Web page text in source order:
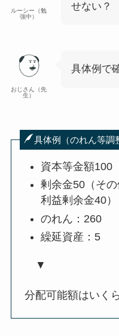
ルーシー（勉
強中）
せない？
おじさん（先
生）
具体例で
具体例（のれん等調
資本等金額100
剰余金50（そ
利益剰余金40）
のれん：260
繰延資産：5
▼
分配可能額はいく